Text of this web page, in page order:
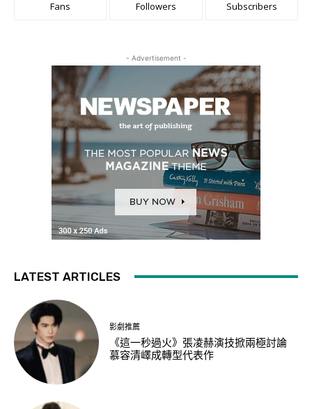
Fans Followers Subscribers
- Advertisement -
LATEST ARTICLES
影劇推薦
《這一秒過火》張凌赫演技掀兩極討論
慕容清嶧成轉型代表作